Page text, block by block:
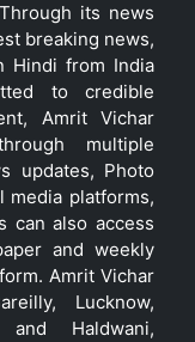
its news
breaking news,
Hindi from India
to credible
Amrit Vichar
multiple
updates, Photo
media platforms,
can also access
and weekly
Amrit Vichar
Lucknow,
and Haldwani,